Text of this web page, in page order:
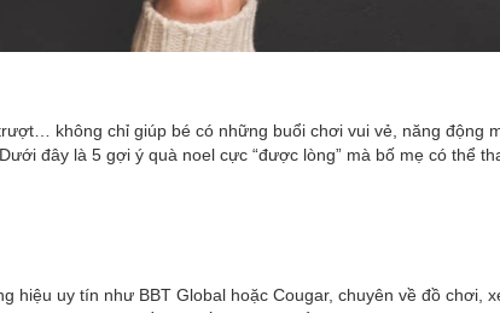
không chỉ giúp bé có những buổi chơi vui vẻ, năng động
đây là 5 gợi ý quà noel cực “được lòng” mà bố mẹ có thể
hiệu uy tín như BBT Global hoặc Cougar, chuyên về đồ chơi,